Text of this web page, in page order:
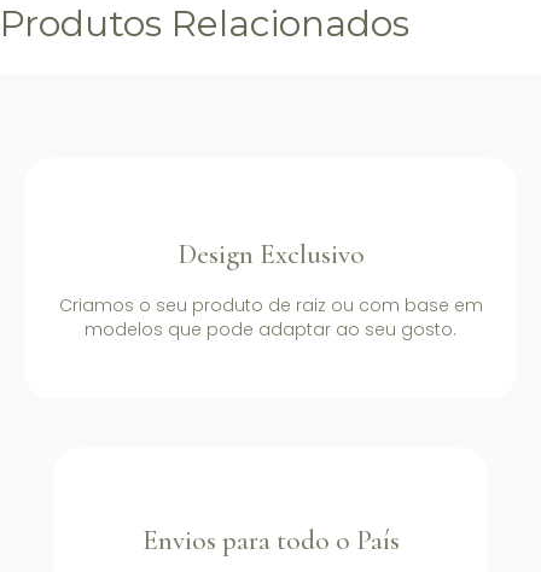
Produtos Relacionados
Design Exclusivo
Criamos o seu produto de raiz ou com base em
modelos que pode adaptar ao seu gosto.
Envios para todo o País